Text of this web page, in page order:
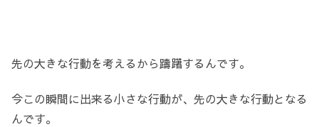
先の大きな行動を考えるから躊躇するんです。
今この瞬間に出来る小さな行動が、先の大きな行動となる
んです。